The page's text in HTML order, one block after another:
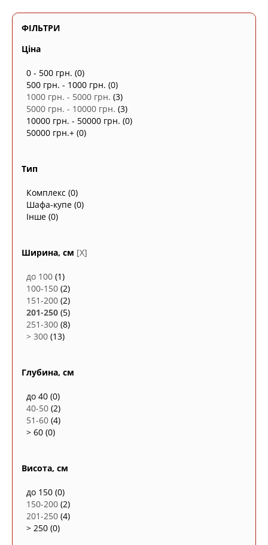
ФІЛЬТРИ
Ціна
0 - 500 грн. (0)
500 грн. - 1000 грн. (0)
1000 грн. - 5000 грн. (3)
5000 грн. - 10000 грн. (3)
10000 грн. - 50000 грн. (0)
50000 грн.+ (0)
Тип
Комплекс (0)
Шафа-купе (0)
Інше (0)
Ширина, см [X]
до 100 (1)
100-150 (2)
151-200 (2)
201-250 (5)
251-300 (8)
> 300 (13)
Глубина, см
до 40 (0)
40-50 (2)
51-60 (4)
> 60 (0)
Висота, см
до 150 (0)
150-200 (2)
201-250 (4)
> 250 (0)